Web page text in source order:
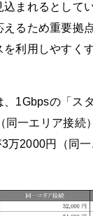
込まれるとして
るため重要拠
利用しやすく
、1Gbpsの「ス
同一エリア接続
万2000円（同